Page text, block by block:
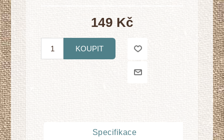
149 Kč
KOUPIT
Specifikace